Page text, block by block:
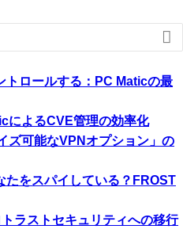

トロールする：PC Maticの最
によるCVE管理の効率化
ズ可能なVPNオプション」の
たをスパイしている？FROST
ラストセキュリティへの移行